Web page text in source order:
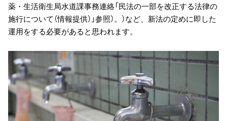
薬・生活衛生局水道課事務連絡「民法の一部を改正する法律の
施行について（情報提供）」参照）。）など、新法の定めに即した
運用をする必要があると思われます。